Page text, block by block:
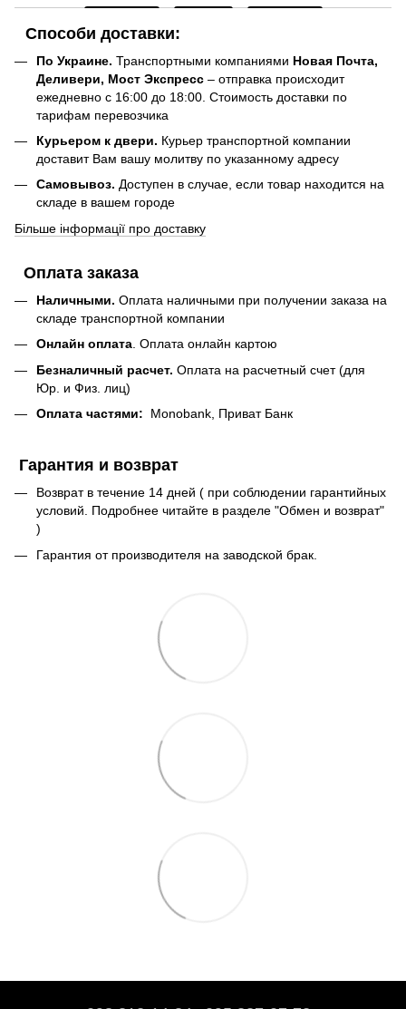
Способи доставки:
По Украине. Транспортными компаниями Новая Почта,
Деливери, Мост Экспресс – отправка происходит
ежедневно с 16:00 до 18:00. Стоимость доставки по
тарифам перевозчика
Курьером к двери. Курьер транспортной компании
доставит Вам вашу молитву по указанному адресу
Самовывоз. Доступен в случае, если товар находится на
складе в вашем городе
Більше інформації про доставку
Оплата заказа
Наличными. Оплата наличными при получении заказа на
складе транспортной компании
Онлайн оплата . Оплата онлайн картою
Безналичный расчет. Оплата на расчетный счет (для
Юр. и Физ. лиц)
Оплата частями: Monobank, Приват Банк
Гарантия и возврат
Возврат в течение 14 дней ( при соблюдении гарантийных
условий. Подробнее читайте в разделе "Обмен и возврат"
)
Гарантия от производителя на заводской брак.